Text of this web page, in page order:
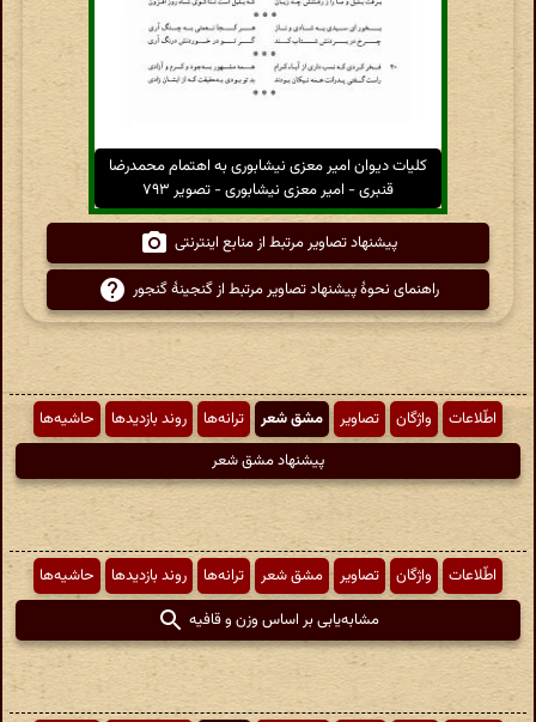
کلیات دیوان امیر معزی نیشابوری به اهتمام محمدرضا
قنبری - امیر معزی نیشابوری - تصویر ۷۹۳
پیشنهاد تصاویر مرتبط از منابع اینترنتی
راهنمای نحوهٔ پیشنهاد تصاویر مرتبط از گنجینهٔ گنجور
اطّلاعات واژگان تصاویر مشق شعر ترانه‌ها روند بازدیدها
حاشیه‌ها
پیشنهاد مشق شعر
اطّلاعات واژگان تصاویر مشق شعر ترانه‌ها روند بازدیدها
حاشیه‌ها
مشابه‌یابی بر اساس وزن و قافیه